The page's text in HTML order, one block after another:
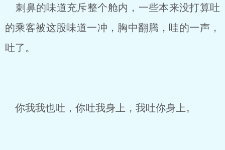
刺鼻的味道充斥整个舱内，一些本来没打算吐
的乘客被这股味道一冲，胸中翻腾，哇的一声，
吐了。
你我我也吐，你吐我身上，我吐你身上。